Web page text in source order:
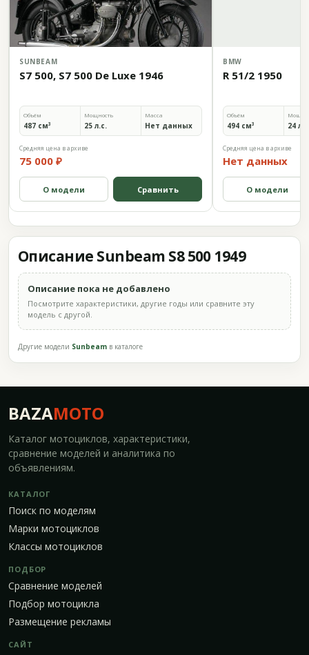
SUNBEAM
S7 500, S7 500 De Luxe 1946
Объём
487 см³
Мощность
25 л.с.
Масса
Нет данных
Средняя цена в архиве
75 000 ₽
О модели Сравнить
BMW
R 51/2 1950
Объём
494 см³ 24
Средняя цена в архиве
Нет данных
О модели
Описание Sunbeam S8 500 1949
Описание пока не добавлено
Посмотрите характеристики, другие годы или сравните эту
модель с другой.
Другие модели Sunbeam в каталоге
BAZAMOTO
Каталог мотоциклов, характеристики,
сравнение моделей и аналитика по
объявлениям.
КАТАЛОГ
Поиск по моделям
Марки мотоциклов
Классы мотоциклов
ПОДБОР
Сравнение моделей
Подбор мотоцикла
Размещение рекламы
САЙТ